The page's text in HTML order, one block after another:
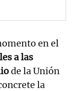
en el
a las
de la Unión
la